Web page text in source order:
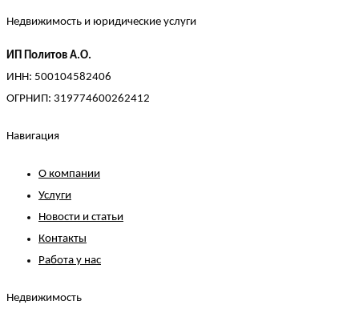
Недвижимость и юридические услуги
ИП Политов А.О.
ИНН: 500104582406
ОГРНИП: 319774600262412
Навигация
О компании
Услуги
Новости и статьи
Контакты
Работа у нас
Недвижимость